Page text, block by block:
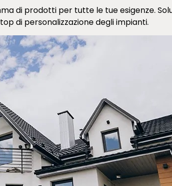
di prodotti per tutte le tue esigenze.
di personalizzazione degli impianti.